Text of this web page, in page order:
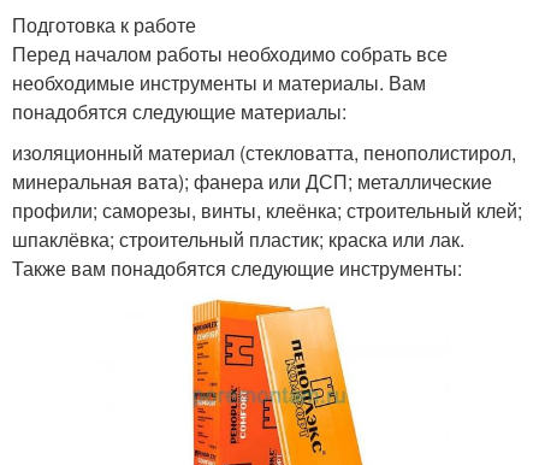
Подготовка к работе
Перед началом работы необходимо собрать все
необходимые инструменты и материалы. Вам
понадобятся следующие материалы:
изоляционный материал (стекловатта, пенополистирол,
минеральная вата); фанера или ДСП; металлические
профили; саморезы, винты, клеёнка; строительный клей;
шпаклёвка; строительный пластик; краска или лак.
Также вам понадобятся следующие инструменты: